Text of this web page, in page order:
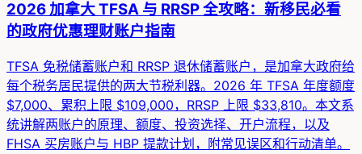
2026 加拿大 TFSA 与 RRSP 全攻略：新移民必看
的政府优惠理财账户指南
TFSA 免税储蓄账户和 RRSP 退休储蓄账户，是加拿大政府给
每个税务居民提供的两大节税利器。2026 年 TFSA 年度额度
$7,000、累积上限 $109,000，RRSP 上限 $33,810。本文系
统讲解两账户的原理、额度、投资选择、开户流程，以及
FHSA 买房账户与 HBP 提款计划，附常见误区和行动清单。